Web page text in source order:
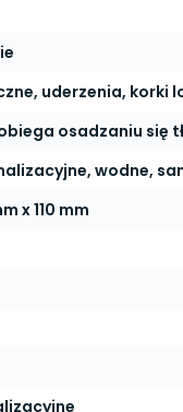
uderzenia, korki
osadzaniu się
wodne,
x 110 mm